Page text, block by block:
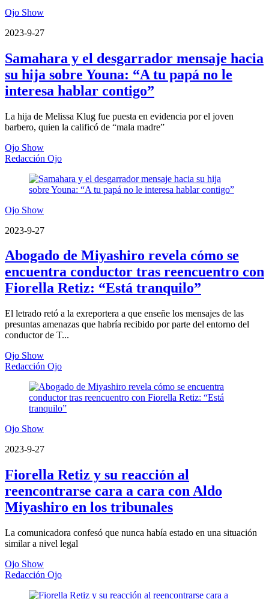
Ojo Show
2023-9-27
Samahara y el desgarrador mensaje hacia
su hija sobre Youna: “A tu papá no le
interesa hablar contigo”
La hija de Melissa Klug fue puesta en evidencia por el joven
barbero, quien la calificó de “mala madre”
Ojo Show
Redacción Ojo
Ojo Show
2023-9-27
Abogado de Miyashiro revela cómo se
encuentra conductor tras reencuentro con
Fiorella Retiz: “Está tranquilo”
El letrado retó a la exreportera a que enseñe los mensajes de las
presuntas amenazas que habría recibido por parte del entorno del
conductor de T...
Ojo Show
Redacción Ojo
Ojo Show
2023-9-27
Fiorella Retiz y su reacción al
reencontrarse cara a cara con Aldo
Miyashiro en los tribunales
La comunicadora confesó que nunca había estado en una situación
similar a nivel legal
Ojo Show
Redacción Ojo